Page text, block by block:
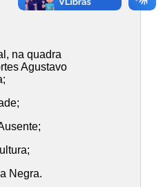
na quadra
Agustavo
Negra.